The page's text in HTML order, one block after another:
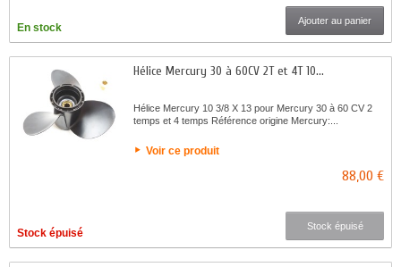
En stock
Ajouter au panier
Hélice Mercury 30 à 60CV 2T et 4T 10...
Hélice Mercury 10 3/8 X 13 pour Mercury 30 à 60 CV 2
temps et 4 temps Référence origine Mercury:...
Voir ce produit
88,00 €
Stock épuisé
Stock épuisé